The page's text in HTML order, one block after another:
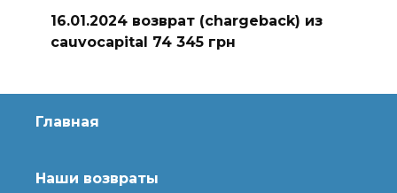
16.01.2024 возврат (chargeback) из
cauvocapital 74 345 грн
Главная
Наши возвраты